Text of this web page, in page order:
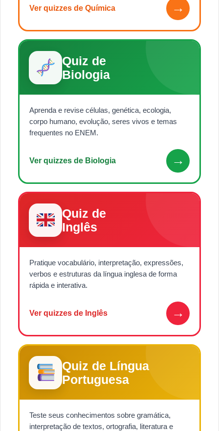
Ver quizzes de Química →
Quiz de
Biologia
Aprenda e revise células, genética, ecologia,
corpo humano, evolução, seres vivos e temas
frequentes no ENEM.
Ver quizzes de Biologia →
Quiz de
Inglês
Pratique vocabulário, interpretação, expressões,
verbos e estruturas da língua inglesa de forma
rápida e interativa.
Ver quizzes de Inglês →
Quiz de Língua
Portuguesa
Teste seus conhecimentos sobre gramática,
interpretação de textos, ortografia, literatura e